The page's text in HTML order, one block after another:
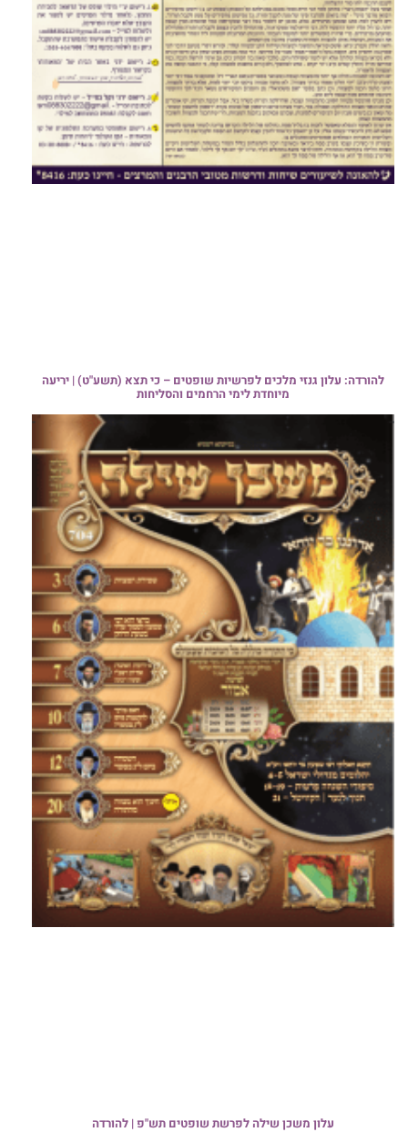
להורדה: עלון גנזי מלכים לפרשיות שופטים – כי תצא (תשע"ט) | יריעה
מיוחדת לימי הרחמים והסליחות
עלון משכן שילה לפרשת שופטים תש"פ | להורדה